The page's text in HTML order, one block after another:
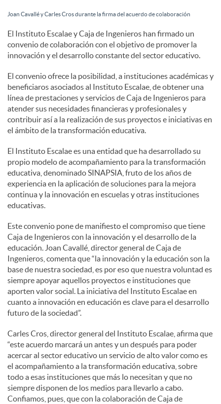
Joan Cavallé y Carles Cros durante la firma del acuerdo de colaboración
El Instituto Escalae y Caja de Ingenieros han firmado un
convenio de colaboración con el objetivo de promover la
innovación y el desarrollo constante del sector educativo.
El convenio ofrece la posibilidad, a instituciones académicas y
beneficiaros asociados al Instituto Escalae, de obtener una
línea de prestaciones y servicios de Caja de Ingenieros para
atender sus necesidades financieras y profesionales y
contribuir así a la realización de sus proyectos e iniciativas en
el ámbito de la transformación educativa.
El Instituto Escalae es una entidad que ha desarrollado su
propio modelo de acompañamiento para la transformación
educativa, denominado SINAPSIA, fruto de los años de
experiencia en la aplicación de soluciones para la mejora
continua y la innovación en escuelas y otras instituciones
educativas.
Este convenio pone de manifiesto el compromiso que tiene
Caja de Ingenieros con la innovación y el desarrollo de la
educación. Joan Cavallé, director general de Caja de
Ingenieros, comenta que “la innovación y la educación son la
base de nuestra sociedad, es por eso que nuestra voluntad es
siempre apoyar aquellos proyectos e instituciones que
aporten valor social. La iniciativa del Instituto Escalae en
cuanto a innovación en educación es clave para el desarrollo
futuro de la sociedad”.
Carles Cros, director general del Instituto Escalae, afirma que
“este acuerdo marcará un antes y un después para poder
acercar al sector educativo un servicio de alto valor como es
el acompañamiento a la transformación educativa, sobre
todo a esas instituciones que más lo necesitan y que no
siempre disponen de los medios para llevarlo a cabo.
Confiamos, pues, que con la colaboración de Caja de